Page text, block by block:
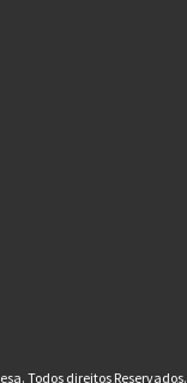
Todos direitos Reservados.